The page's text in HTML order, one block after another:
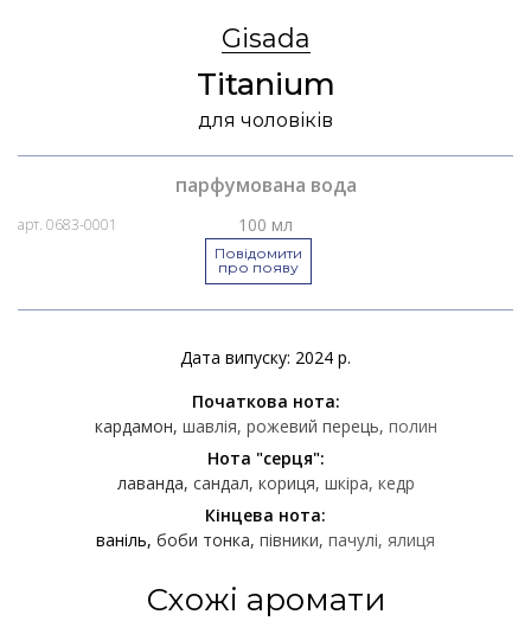
Gisada
Titanium
для чоловіків
парфумована вода
арт. 0683-0001 100 мл
Повідомити
про появу
Дата випуску: 2024 р.
Початкова нота:
кардамон шавлія рожевий перець полин
Нота "серця":
лаванда сандал кориця шкіра кедр
Кінцева нота:
ваніль боби тонка півники пачулі ялиця
Схожі аромати